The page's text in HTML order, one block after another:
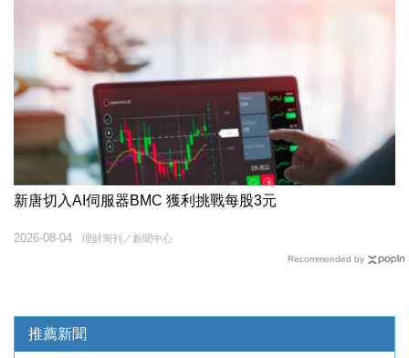
新唐切入AI伺服器BMC 獲利挑戰每股3元
理財周刊／新聞中心
2026-08-04
Recommended by
推薦新聞